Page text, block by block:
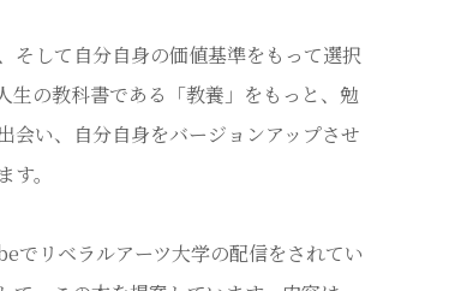
そして自分自身の価値基準をもって選択
生の教科書である「教養」をもっと、勉
会い、自分自身をバージョンアップさせ
。
でリベラルアーツ大学の配信をされてい